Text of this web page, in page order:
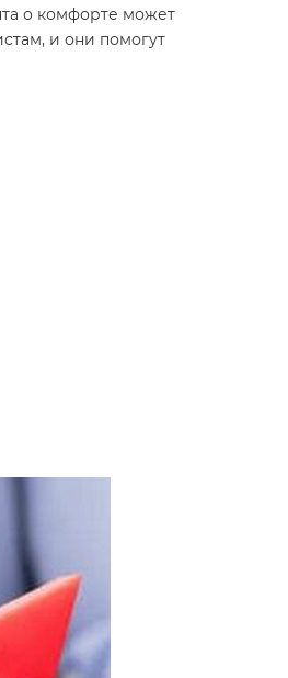
о комфорте может
и они помогут